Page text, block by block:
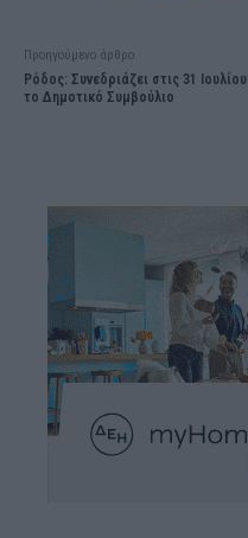
Προηγούμενο άρθρο
Ρόδος: Συνεδριάζει στις 31 Ιουλίου
το Δημοτικό Συμβούλιο